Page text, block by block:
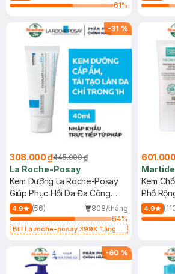
61%
-31 %
308.000 ₫445.000 ₫
La Roche-Posay
Kem Dưỡng La Roche-Posay
Giúp Phục Hồi Da Đa Công
Dụng 40ml
4.9 (56)
808/tháng
64%
Bill La roche-posay 399K Tặng
(SL có hạn)
Kem
Phổ
40ml
4.9
-60 %